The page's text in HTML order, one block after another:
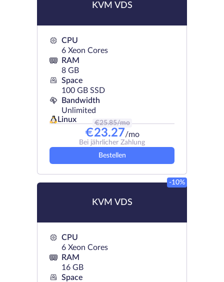
KVM VDS
CPU
6 Xeon Cores
RAM
8 GB
Space
100 GB SSD
Bandwidth
Unlimited
Linux
€25.85/mo
€23.27/mo
Bei jährlicher Zahlung
Bestellen
KVM VDS
-10%
CPU
6 Xeon Cores
RAM
16 GB
Space